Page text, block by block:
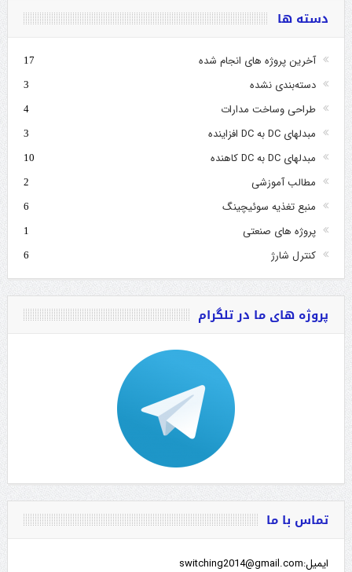
دسته ها
آخرین پروژه های انجام شده 17
دسته‌بندی نشده 3
طراحی وساخت مدارات 4
مبدلهای DC به DC افزاینده 3
مبدلهای DC به DC کاهنده 10
مطالب آموزشی 2
منبع تغذیه سوئیچینگ 6
پروژه های صنعتی 1
کنترل شارژ 6
پروژه های ما در تلگرام
تماس با ما
ایمیل:switching2014@gmail.com